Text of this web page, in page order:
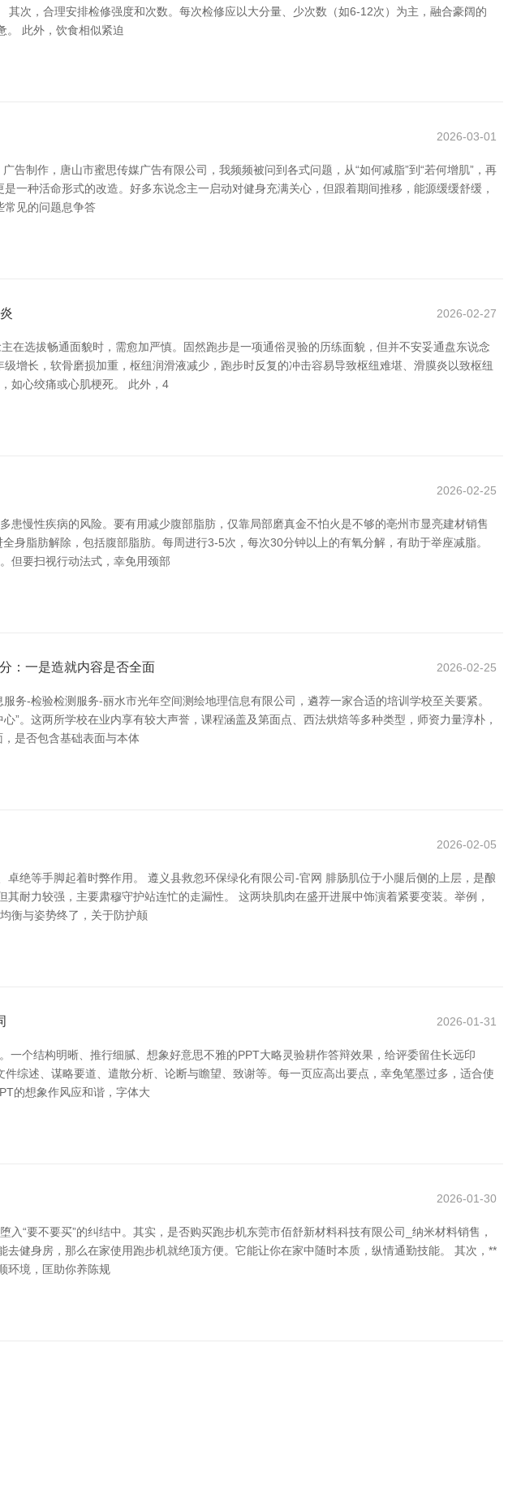
次，合理安排检修强度和次数。每次检修应以大分量、少次数（如6-12次）为主，融合豪阔的
。 此外，饮食相似紧迫
2026-03-01
制作，唐山市蜜思传媒广告有限公司，我频频被问到各式问题，从“如何减脂”到“若何增肌”，再
一种活命形式的改造。好多东说念主一启动对健身充满关心，但跟着期间推移，能源缓缓舒缓，
常见的问题息争答
2026-02-27
选拔畅通面貌时，需愈加严慎。固然跑步是一项通俗灵验的历练面貌，但并不安妥通盘东说念
增长，软骨磨损加重，枢纽润滑液减少，跑步时反复的冲击容易导致枢纽难堪、滑膜炎以致枢纽
如心绞痛或心肌梗死。 此外，4
2026-02-25
慢性疾病的风险。要有用减少腹部脂肪，仅靠局部磨真金不怕火是不够的亳州市显亮建材销售
脂肪解除，包括腹部脂肪。每周进行3-5次，每次30分钟以上的有氧分解，有助于举座减脂。
但要扫视行动法式，幸免用颈部
：一是造就内容是否全面 2026-02-25
-检验检测服务-丽水市光年空间测绘地理信息有限公司，遴荐一家合适的培训学校至关要紧。
”。这两所学校在业内享有较大声誉，课程涵盖及第面点、西法烘焙等多种类型，师资力量淳朴，
是否包含基础表面与本体
2026-02-05
绝等手脚起着时弊作用。 遵义县救忽环保绿化有限公司-官网 腓肠肌位于小腿后侧的上层，是酿
耐力较强，主要肃穆守护站连忙的走漏性。 这两块肌肉在盛开进展中饰演着紧要变装。举例，
衡与姿势终了，关于防护颠
2026-01-31
个结构明晰、推行细腻、想象好意思不雅的PPT大略灵验耕作答辩效果，给评委留住长远印
综述、谋略要道、遣散分析、论断与瞻望、致谢等。每一页应高出要点，幸免笔墨过多，适合使
的想象作风应和谐，字体大
2026-01-30
“要不要买”的纠结中。其实，是否购买跑步机东莞市佰舒新材料科技有限公司_纳米材料销售，
健身房，那么在家使用跑步机就绝顶方便。它能让你在家中随时本质，纵情通勤技能。 其次，**
环境，匡助你养陈规